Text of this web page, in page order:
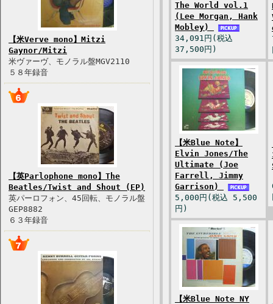
【米Verve mono】Mitzi
Gaynor/Mitzi
米ヴァーヴ、モノラル盤MGV2110
５８年録音
【英Parlophone mono】The
Beatles/Twist and Shout (EP)
英パーロフォン、45回転、モノラル盤
GEP8882
６３年録音
The World vol.1
(Lee Morgan, Hank
Mobley)
34,091円(税込
37,500円)
【米Blue Note】
Elvin Jones/The
Ultimate (Joe
Farrell, Jimmy
Garrison)
5,000円(税込 5,500
円)
【米Blue Note NY